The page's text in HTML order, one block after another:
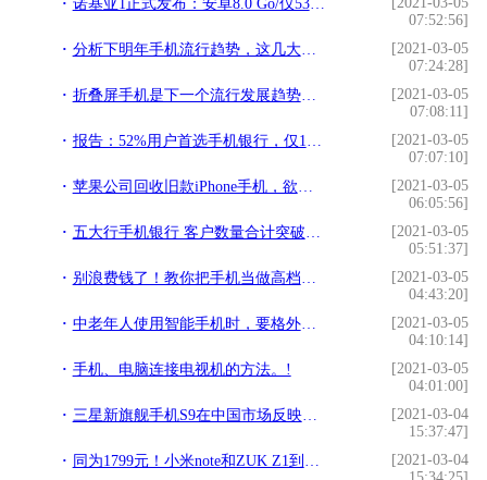
诺基亚1正式发布：安卓8.0 Go/仅537元!
07:52:56]
分析下明年手机流行趋势，这几大黑科技最可能成为标配……!
[2021-03-05
07:24:28]
折叠屏手机是下一个流行发展趋势还是伪需求？!
[2021-03-05
07:08:11]
报告：52%用户首选手机银行，仅11%用户首选网银!
[2021-03-05
07:07:10]
苹果公司回收旧款iPhone手机，欲成为“闭环”制造商？!
[2021-03-05
06:05:56]
五大行手机银行 客户数量合计突破10亿户!
[2021-03-05
05:51:37]
别浪费钱了！教你把手机当做高档行车记录仪来用!
[2021-03-05
04:43:20]
中老年人使用智能手机时，要格外注意这三个细节，更加安全放心!
[2021-03-05
04:10:14]
手机、电脑连接电视机的方法。!
[2021-03-05
04:01:00]
三星新旗舰手机S9在中国市场反映如何？预售1万台手机用了5天!
[2021-03-04
15:37:47]
同为1799元！小米note和ZUK Z1到底哪个更合适？!
[2021-03-04